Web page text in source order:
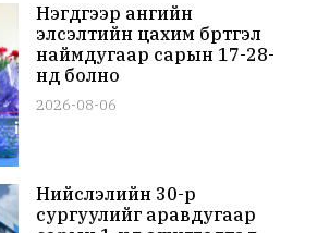
Нэгдүгээр ангийн
элсэлтийн цахим бүртгэл
наймдугаар сарын 17-28-
нд болно
2026-08-06
Нийслэлийн 30-р
сургуулийг аравдугаар